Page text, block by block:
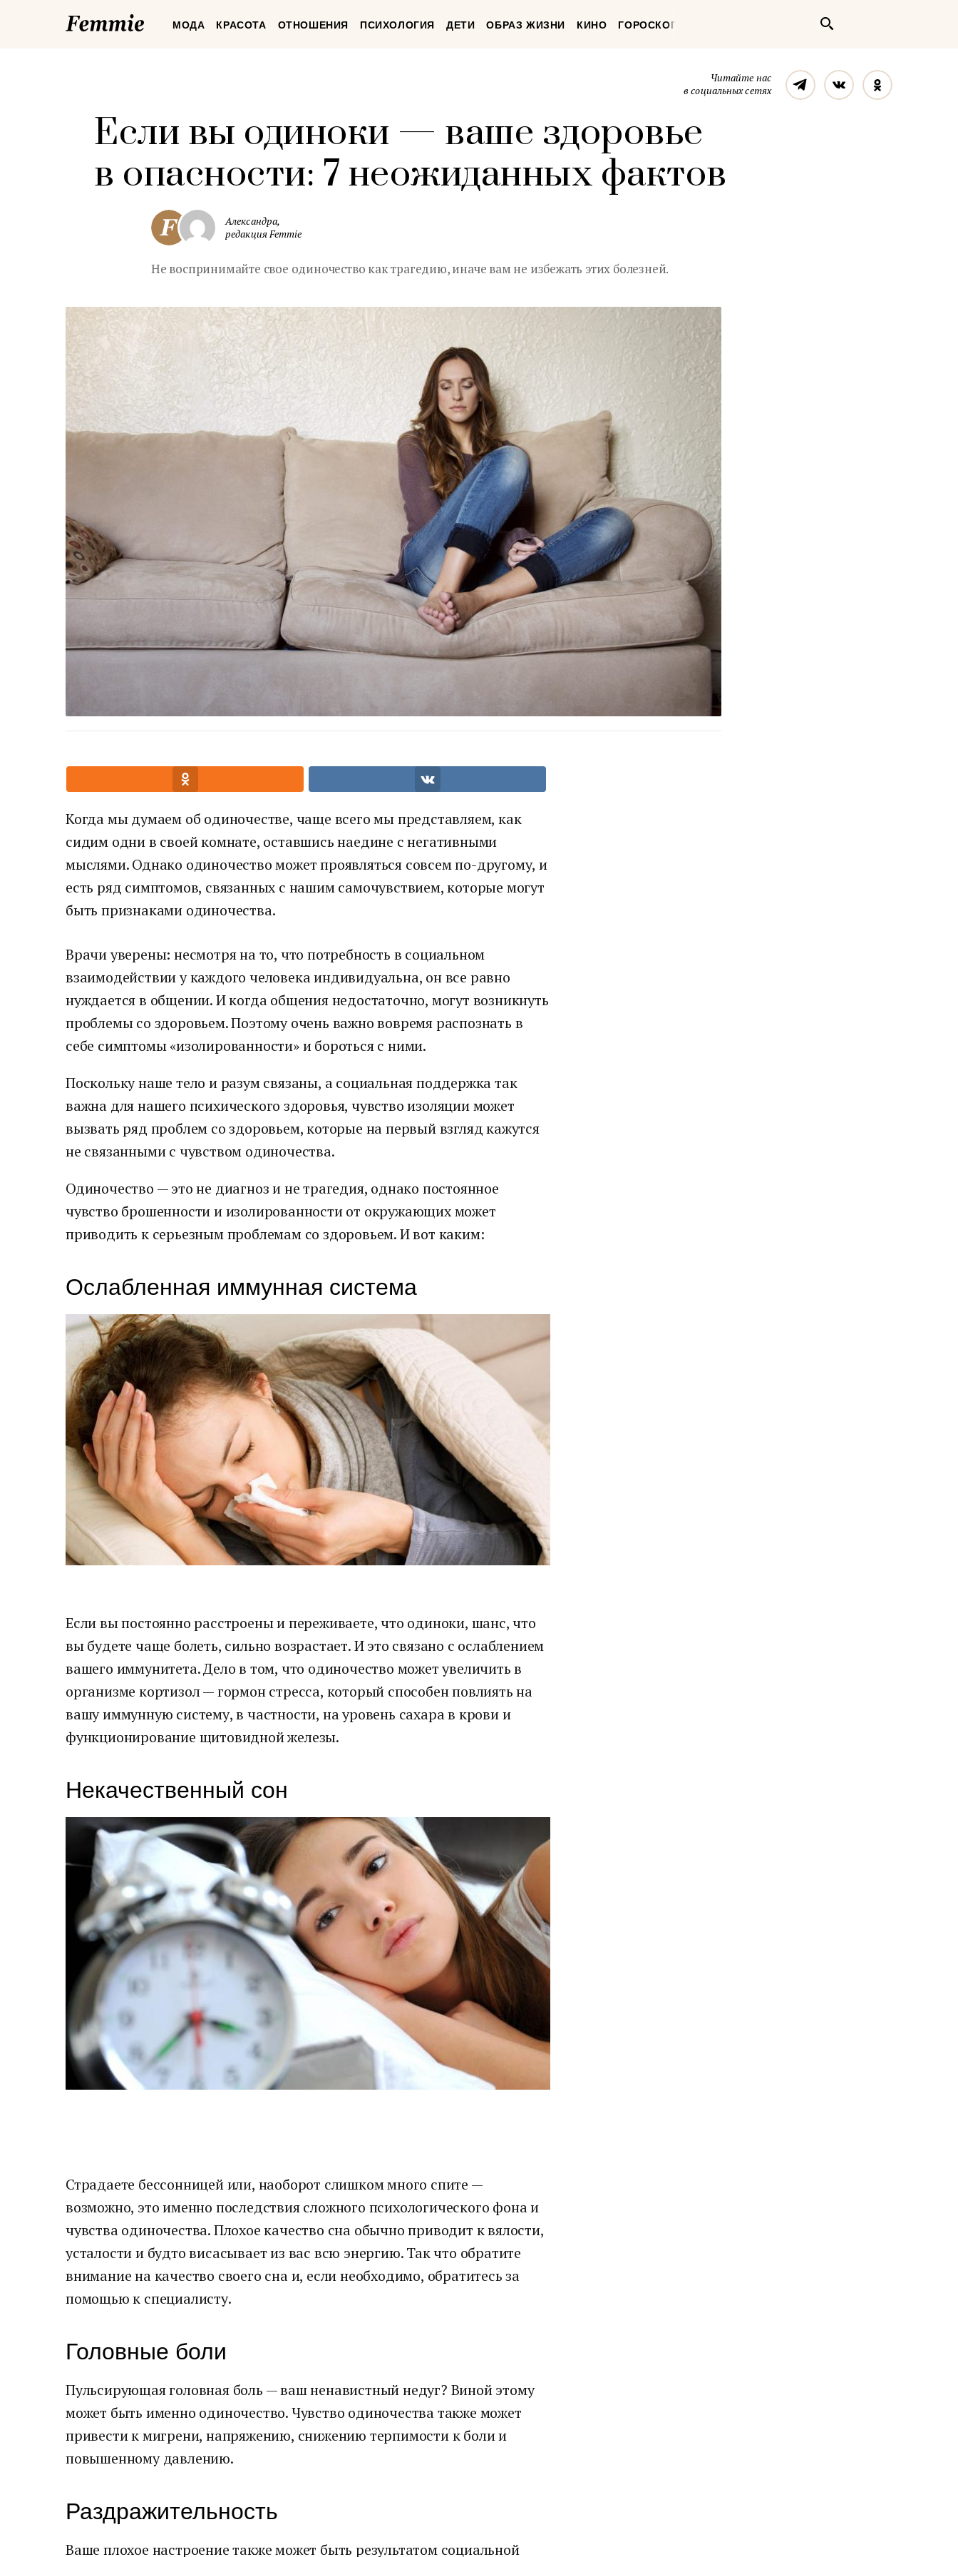
FemmieМОДА КРАСОТА ОТНОШЕНИЯ ПСИХОЛОГИЯ ДЕТИ ОБРАЗ ЖИЗНИ КИНО ГОРОСКОП
Читайте нас
в социальных сетях
ТелеграмВконтакте
Если вы одиноки — ваше здоровье
в опасности: 7 неожиданных фактов
Александра,
редакция Femmie
Не воспринимайте свое одиночество как трагедию, иначе вам не избежать этих болезней.
Когда мы думаем об одиночестве, чаще всего мы представляем, как
сидим одни в своей комнате, оставшись наедине с негативными
мыслями. Однако одиночество может проявляться совсем по-другому, и
есть ряд симптомов, связанных с нашим самочувствием, которые могут
быть признаками одиночества.
Врачи уверены: несмотря на то, что потребность в социальном
взаимодействии у каждого человека индивидуальна, он все равно
нуждается в общении. И когда общения недостаточно, могут возникнуть
проблемы со здоровьем. Поэтому очень важно вовремя распознать в
себе симптомы «изолированности» и бороться с ними.
Поскольку наше тело и разум связаны, а социальная поддержка так
важна для нашего психического здоровья, чувство изоляции может
вызвать ряд проблем со здоровьем, которые на первый взгляд кажутся
не связанными с чувством одиночества.
Одиночество — это не диагноз и не трагедия, однако постоянное
чувство брошенности и изолированности от окружающих может
приводить к серьезным проблемам со здоровьем. И вот каким:
Ослабленная иммунная система
Если вы постоянно расстроены и переживаете, что одиноки, шанс, что
вы будете чаще болеть, сильно возрастает. И это связано с ослаблением
вашего иммунитета. Дело в том, что одиночество может увеличить в
организме кортизол — гормон стресса, который способен повлиять на
вашу иммунную систему, в частности, на уровень сахара в крови и
функционирование щитовидной железы.
Некачественный сон
Страдаете бессонницей или, наоборот слишком много спите —
возможно, это именно последствия сложного психологического фона и
чувства одиночества. Плохое качество сна обычно приводит к вялости,
усталости и будто висасывает из вас всю энергию. Так что обратите
внимание на качество своего сна и, если необходимо, обратитесь за
помощью к специалисту.
Головные боли
Пульсирующая головная боль — ваш ненавистный недуг? Виной этому
может быть именно одиночество. Чувство одиночества также может
привести к мигрени, напряжению, снижению терпимости к боли и
повышенному давлению.
Раздражительность
Ваше плохое настроение также может быть результатом социальной